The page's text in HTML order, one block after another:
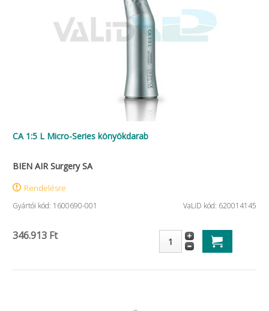
CA 1:5 L Micro-Series könyökdarab
BIEN AIR Surgery SA
Rendelésre
Gyártói kód: 1600690-001 VaLiD kód: 620014145
346.913 Ft